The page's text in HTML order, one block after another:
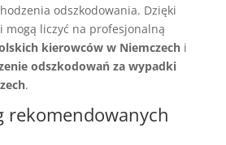
odszkodowania. Dzięki
mogą liczyć na profesjonalną
kierowców w Niemczechi
odszkodowań za wypadki
.
rekomendowanych